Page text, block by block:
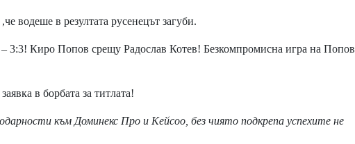
водеше в резултата русенецът загуби.
3:3! Киро Попов срещу Радослав Котев! Безкомпромисна игра на Попов
в борбата за титлата!
към Доминекс Про и Кейсоо, без чиято подкрепа успехите не